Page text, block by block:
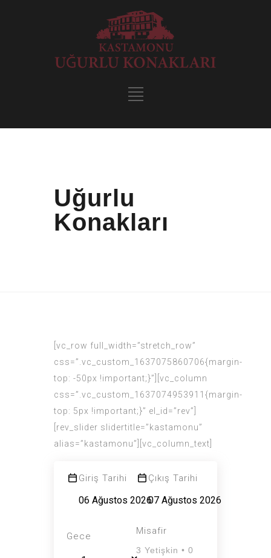
Uğurlu
Konakları
[vc_row full_width=”stretch_row”
css=”.vc_custom_1637075860706{margin-
top: -50px !important;}”][vc_column
css=”.vc_custom_1637074953911{margin-
top: 5px !important;}” el_id=”rev”]
[rev_slider slidertitle=”kastamonu”
alias=”kastamonu”][vc_column_text]
Giriş Tarihi Çıkış Tarihi
Gece
Misafir
3 Yetişkin • 0